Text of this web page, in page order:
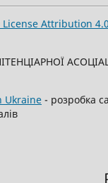
License Attribution
Ukraine- розробка